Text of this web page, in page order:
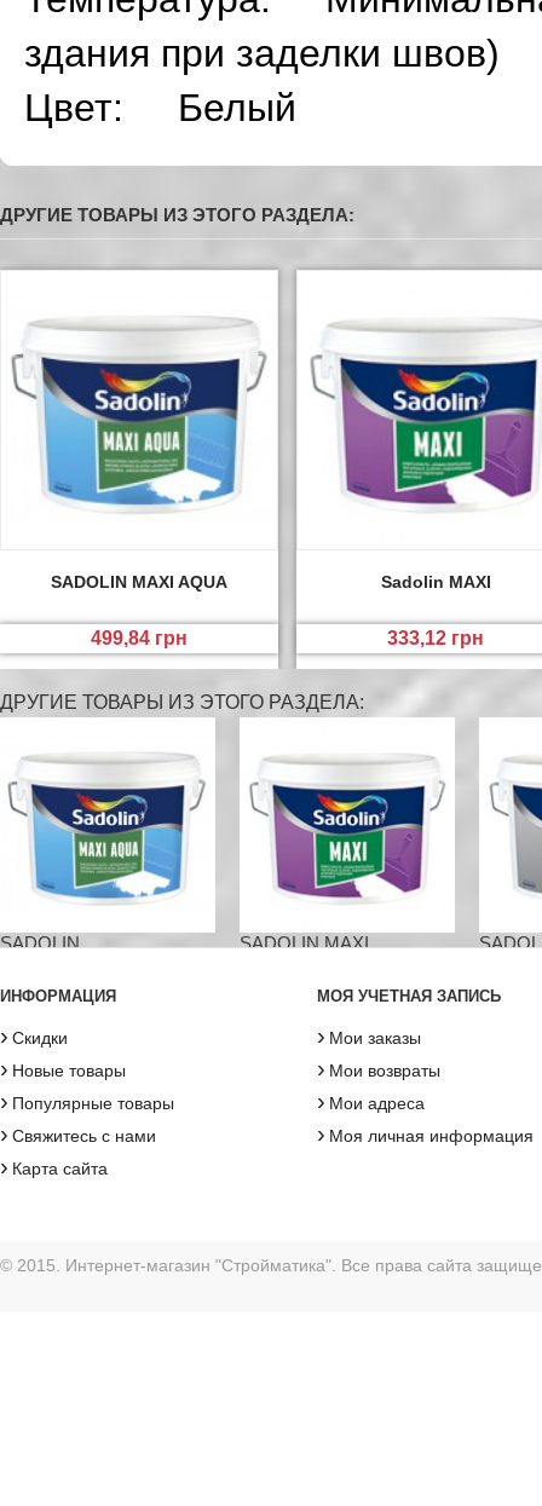
здания при заделки швов)
Цвет: Белый
ДРУГИЕ ТОВАРЫ ИЗ ЭТОГО РАЗДЕЛА:
SADOLIN MAXI AQUA
499,84 грн
Sadolin MAXI
333,12 грн
ДРУГИЕ ТОВАРЫ ИЗ ЭТОГО РАЗДЕЛА:
SADOLIN... SADOLIN MAXI
ИНФОРМАЦИЯ
› Скидки
› Новые товары
› Популярные товары
› Свяжитесь с нами
› Карта сайта
МОЯ УЧЕТНАЯ ЗАПИСЬ
› Мои заказы
› Мои возвраты
› Мои адреса
› Моя личная информация
© 2015. Интернет-магазин "Стройматика". Все права сайта